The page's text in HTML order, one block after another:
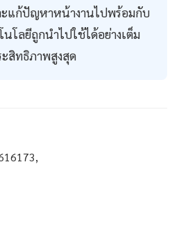
ะแก้ปัญหาหน้างานไปพร้อมกับ
โลยีถูกนำไปใช้ได้อย่างเต็ม
สิทธิภาพสูงสุด